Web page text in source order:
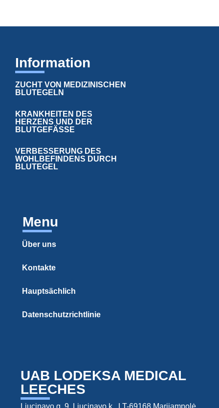
Information
ZUCHT VON MEDIZINISCHEN
BLUTEGELN
KRANKHEITEN DES
HERZENS UND DER
BLUTGEFÄSSE
VERBESSERUNG DES
WOHLBEFINDENS DURCH
BLUTEGEL
Menu
Über uns
Kontakte
Hauptsächlich
Datenschutzrichtlinie
UAB LODEKSA MEDICAL
LEECHES